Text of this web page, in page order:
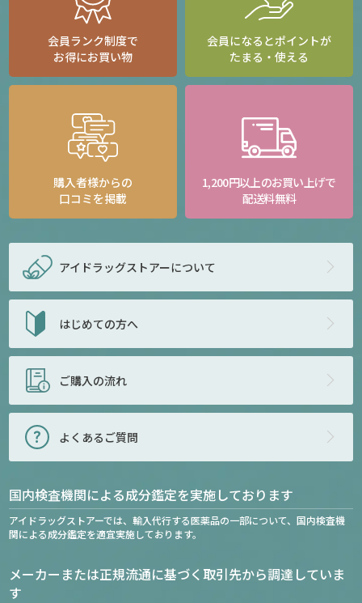
会員ランク制度で
お得にお買い物
会員になるとポイントが
たまる・使える
購入者様からの
口コミを掲載
1,200円以上のお買い上げで
配送料無料
アイドラッグストアーについて
はじめての方へ
ご購入の流れ
よくあるご質問
国内検査機関による成分鑑定を実施しております
アイドラッグストアーでは、輸入代行する医薬品の一部について、国内検査機
関による成分鑑定を適宜実施しております。
メーカーまたは正規流通に基づく取引先から調達していま
す